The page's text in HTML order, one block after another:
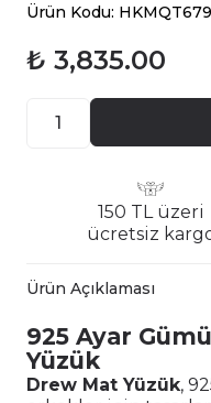
Ürün Kodu: HKMQT679
₺ 3,835.00
150 TL üzeri
ücretsiz
Ürün Açıklaması
925 Ayar
Yüzük
Drew Mat Yüzük,